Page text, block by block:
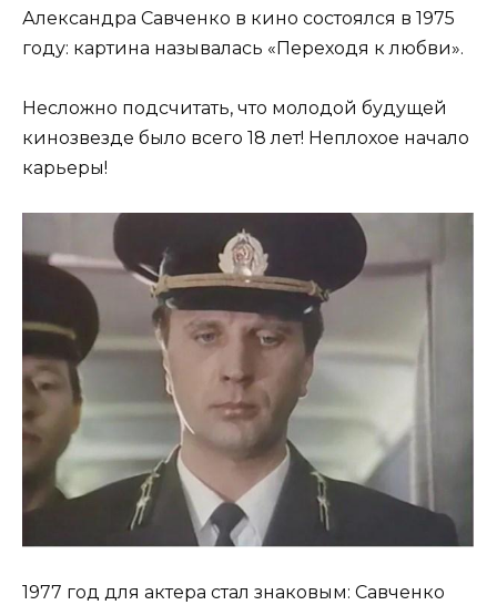
Александра Савченко в кино состоялся в 1975
году: картина называлась «Переходя к любви».
Несложно подсчитать, что молодой будущей
кинозвезде было всего 18 лет! Неплохое начало
карьеры!
1977 год для актера стал знаковым: Савченко